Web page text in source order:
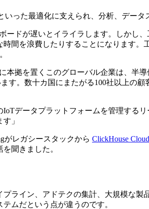
いった最適化に支えられ、分析、デー
ードが遅いとイライラします。しかし
間を浪費したりすることになります
本拠を置くこのグローバル企業は、半
す。数十カ国にまたがる100社以上の
データプラットフォームを管理する
」
がレガシースタックから ClickHouse Cloud
聞きました。
ライン、アドテクの集計、大規模な
ムだという点が違うのです。